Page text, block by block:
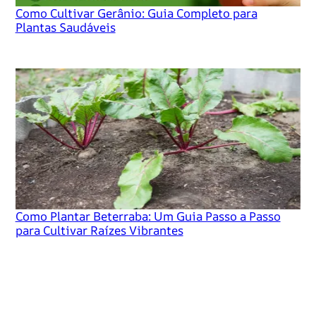
Como Cultivar Gerânio: Guia Completo para
Plantas Saudáveis
Como Plantar Beterraba: Um Guia Passo a Passo
para Cultivar Raízes Vibrantes